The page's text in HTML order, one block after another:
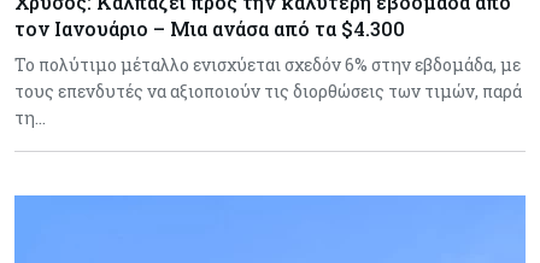
τον Ιανουάριο – Μια ανάσα από τα $4.300
Το πολύτιμο μέταλλο ενισχύεται σχεδόν 6% στην εβδομάδα, με
τους επενδυτές να αξιοποιούν τις διορθώσεις των τιμών, παρά
τη…